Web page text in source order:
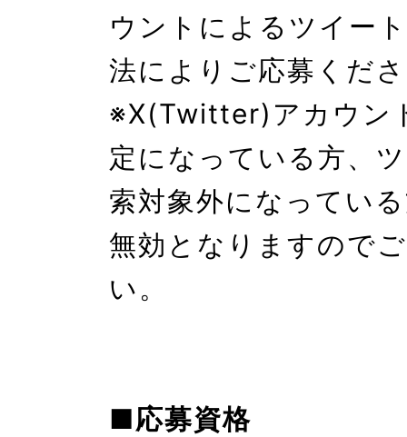
ウントによるツイー
法によりご応募くだ
※X(Twitter)アカウン
定になっている方、
索対象外になってい
無効となりますので
い。
■応募資格